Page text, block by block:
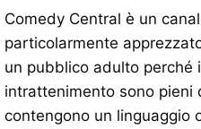
Comedy Central è un
particolarmente
un pubblico adulto perché
intrattenimento sono pieni
contengono un linguaggio